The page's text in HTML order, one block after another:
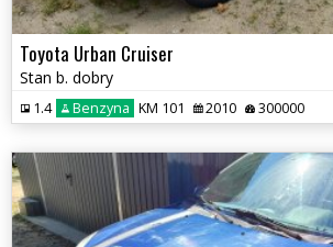
Toyota Urban Cruiser
Stan b. dobry
1.4 Benzyna KM 101 2010 300000